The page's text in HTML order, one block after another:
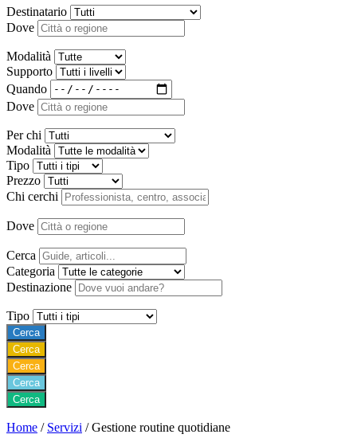
Destinatario
Dove
Modalità
Supporto
Quando
Dove
Per chi
Modalità
Tipo
Prezzo
Chi cerchi
Dove
Cerca
Categoria
Destinazione
Tipo
Cerca
Cerca
Cerca
Cerca
Cerca
Home / Servizi / Gestione routine quotidiane